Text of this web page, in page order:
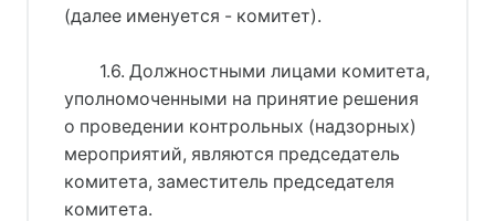
(далее именуется - комитет).
1.6. Должностными лицами комитета,
уполномоченными на принятие решения
о проведении контрольных (надзорных)
мероприятий, являются председатель
комитета, заместитель председателя
комитета.